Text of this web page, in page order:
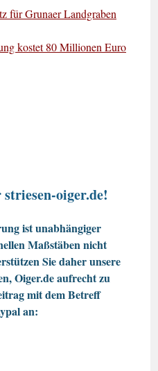
für Grunaer Landgraben
kostet 80 Millionen Euro
oiger.de!
ist unabhängiger
Maßstäben nicht
Sie daher unsere
Oiger.de aufrecht zu
mit dem Betreff
an: